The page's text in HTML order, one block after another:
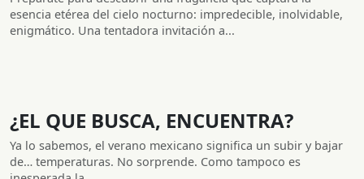
esencia etérea del cielo nocturno: impredecible, inolvidable,
enigmático. Una tentadora invitación a...
¿EL QUE BUSCA, ENCUENTRA?
Ya lo sabemos, el verano mexicano significa un subir y bajar
de… temperaturas. No sorprende. Como tampoco es